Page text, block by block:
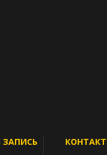
ЗАПИСЬ